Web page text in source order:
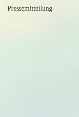
Pressemitteilung